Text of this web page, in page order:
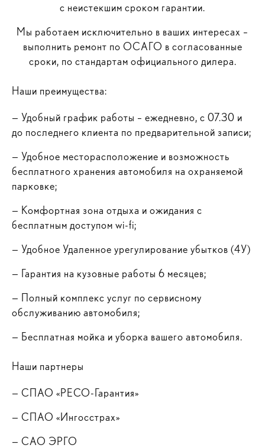
с неистекшим сроком гарантии.
Мы работаем исключительно в ваших интересах –
выполнить ремонт по ОСАГО в согласованные
сроки, по стандартам официального дилера.
Наши преимущества:
— Удобный график работы – ежедневно, с 07.30 и
до последнего клиента по предварительной записи;
— Удобное месторасположение и возможность
бесплатного хранения автомобиля на охраняемой
парковке;
— Комфортная зона отдыха и ожидания с
бесплатным доступом wi-fi;
— Удобное Удаленное урегулирование убытков (4У)
— Гарантия на кузовные работы 6 месяцев;
— Полный комплекс услуг по сервисному
обслуживанию автомобиля;
— Бесплатная мойка и уборка вашего автомобиля.
Наши партнеры
— СПАО «РЕСО-Гарантия»
— СПАО «Ингосстрах»
— САО ЭРГО